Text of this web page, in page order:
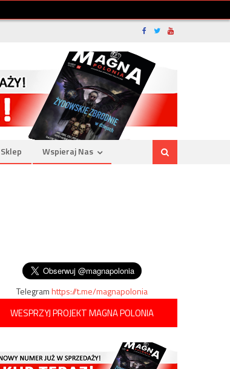
Sklep Wspieraj Nas
Telegramhttps://t.me/magnapolonia
WESPRZYJ PROJEKT MAGNA POLONIA